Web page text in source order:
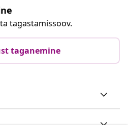
tagastamissoov.
taganemine